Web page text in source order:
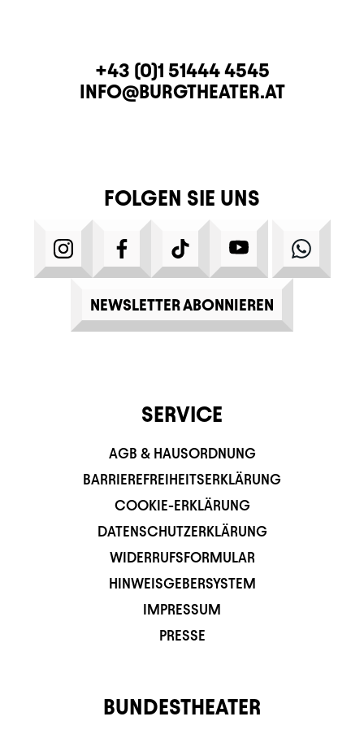
KONTAKTTELEFON
+43 (0)1 51444 4545
E-MAIL
INFO@BURGTHEATER.AT
FOLGEN SIE UNS
INSTAGRAMFACEBOOKTIKTOK YOUTUBE
NEWSLETTER ABONNIEREN
SERVICE
AGB & HAUSORDNUNG
BARRIEREFREIHEITSERKLÄRUNG
COOKIE-ERKLÄRUNG
DATENSCHUTZERKLÄRUNG
WIDERRUFSFORMULAR
HINWEISGEBERSYSTEM
IMPRESSUM
PRESSE
BUNDESTHEATER